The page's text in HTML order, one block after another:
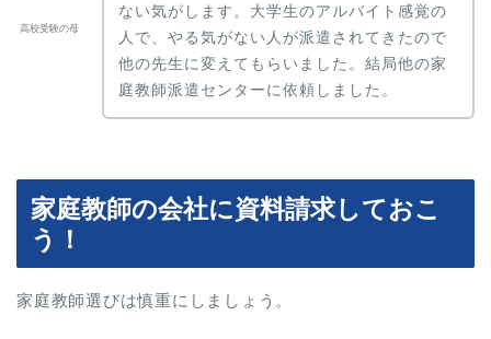
高校受験の母
ない気がします。大学生のアルバイト感覚の
人で、やる気がない人が派遣されてきたので
他の先生に変えてもらいました。結局他の家
庭教師派遣センターに依頼しました。
家庭教師の会社に資料請求しておこ
う！
家庭教師選びは慎重にしましょう。